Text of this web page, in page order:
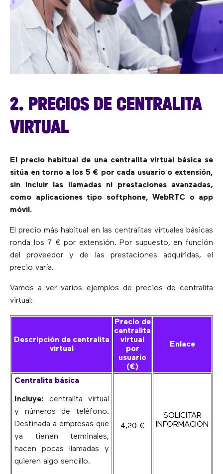
2. PRECIOS DE CENTRALITA
VIRTUAL
El precio habitual de una centralita virtual básica se
sitúa en torno a los 5 € por cada usuario o extensión,
sin incluir las llamadas ni prestaciones avanzadas,
como aplicaciones tipo softphone, WebRTC o app
móvil.
El precio más habitual en las centralitas virtuales básicas
ronda los 7 € por extensión. Por supuesto, en función
del proveedor y de las prestaciones adquiridas, el
precio varía.
Vamos a ver varios ejemplos de precios de centralita
virtual:
Descripción de centralita
virtual
Precio de
centralita
virtual
por
usuario
(€)
Enlace
Centralita básica
Incluye: centralita virtual
y números de teléfono.
Destinada a empresas que
ya tienen terminales,
hacen pocas llamadas y
quieren algo sencillo.
4,20 €
SOLICITAR
INFORMACIÓN